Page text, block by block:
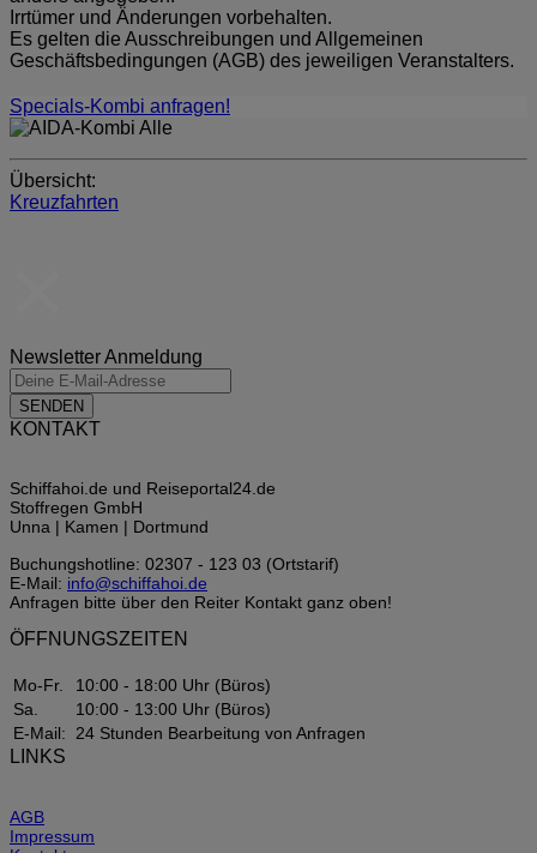
Irrtümer und Änderungen vorbehalten.
Es gelten die Ausschreibungen und Allgemeinen
Geschäftsbedingungen (AGB) des jeweiligen Veranstalters.
Specials-Kombi anfragen!
Übersicht:
Kreuzfahrten
Newsletter Anmeldung
SENDEN
KONTAKT
Schiffahoi.de und Reiseportal24.de
Stoffregen GmbH
Unna | Kamen | Dortmund
Buchungshotline: 02307 - 123 03 (Ortstarif)
E-Mail: info@schiffahoi.de
Anfragen bitte über den Reiter Kontakt ganz oben!
ÖFFNUNGSZEITEN
Mo-Fr.
10:00 - 18:00 Uhr (Büros)
Sa.
10:00 - 13:00 Uhr (Büros)
E-Mail:
24 Stunden Bearbeitung von Anfragen
LINKS
AGB
Impressum